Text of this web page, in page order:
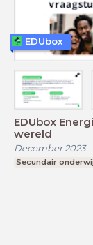
EDUbox
wereld
December 2023-
Secundair
EDUbox